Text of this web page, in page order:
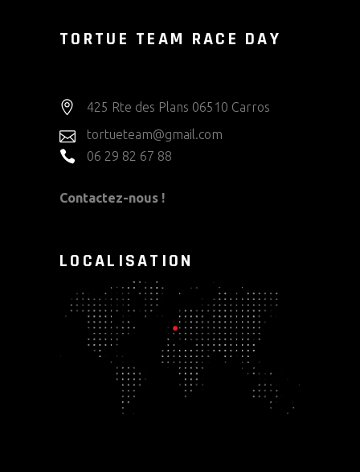
TORTUE TEAM RACE DAY
425 Rte des Plans 06510 Carros
tortueteam@gmail.com
06 29 82 67 88
Contactez-nous !
LOCALISATION